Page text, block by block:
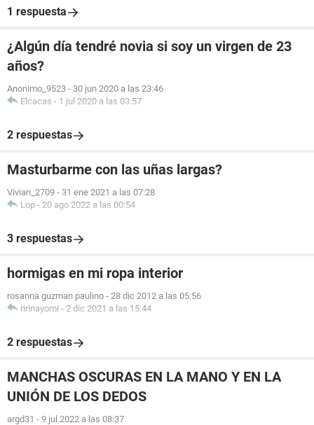
1 respuesta
¿Algún día tendré novia si soy un virgen de 23
años?
Anonimo_9523 - 30 jun 2020 a las 23:46
Elcacas - 1 jul 2020 a las 03:57
2 respuestas
Masturbarme con las uñas largas?
Vivian_2709 - 31 ene 2021 a las 07:28
Lop - 20 ago 2022 a las 00:54
3 respuestas
hormigas en mi ropa interior
rosanna guzman paulino - 28 dic 2012 a las 05:56
ririnayomi - 2 dic 2021 a las 15:44
2 respuestas
MANCHAS OSCURAS EN LA MANO Y EN LA
UNIÓN DE LOS DEDOS
argd31 - 9 jul 2022 a las 08:37